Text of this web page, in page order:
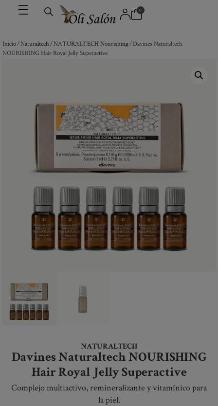
0
Inicio/Naturaltech/NATURALTECH Nourishing/ Davines Naturaltech
NOURISHING Hair Royal Jelly Superactive
NATURALTECH
Davines Naturaltech NOURISHING
Hair Royal Jelly Superactive
Complejo multiactivo, remineralizante y vitamínico para
la piel.